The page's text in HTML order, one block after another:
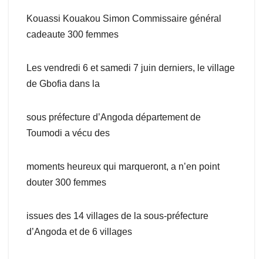
Kouassi Kouakou Simon Commissaire général
cadeaute 300 femmes
Les vendredi 6 et samedi 7 juin derniers, le village
de Gbofia dans la
sous préfecture d’Angoda département de
Toumodi a vécu des
moments heureux qui marqueront, a n’en point
douter 300 femmes
issues des 14 villages de la sous-préfecture
d’Angoda et de 6 villages